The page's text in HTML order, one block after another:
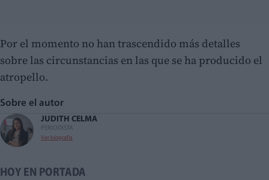
Por el momento no han trascendido más detalles
sobre las circunstancias en las que se ha producido el
atropello.
Sobre el autor
JUDITH CELMA
PERIODISTA
Ver biografía
HOY EN PORTADA